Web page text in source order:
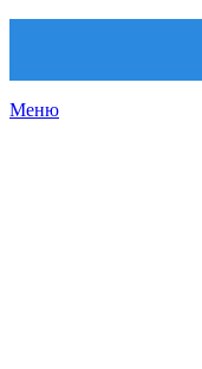
Меню